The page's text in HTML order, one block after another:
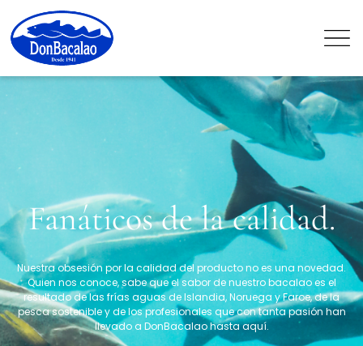
Fanáticos de la calidad.
Nuestra obsesión por la calidad del producto no es una novedad.
Quien nos conoce, sabe que el sabor de nuestro bacalao es el
resultado de las frías aguas de Islandia, Noruega y Faroe, de la
pesca sostenible y de los profesionales que con tanta pasión han
llevado a DonBacalao hasta aquí.